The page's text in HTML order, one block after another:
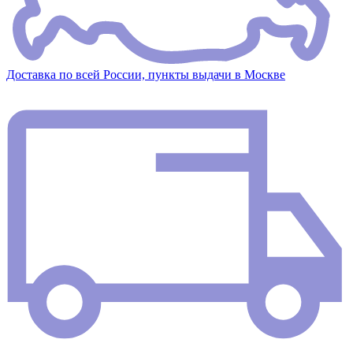
Доставка по всей России, пункты выдачи в Москве